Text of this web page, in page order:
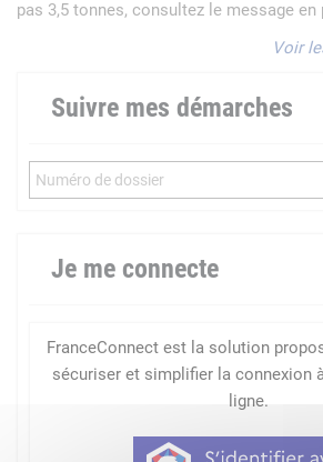
pas 3,5 tonnes, consultez le message en
Voir
Suivre mes démarches
Je me connecte
FranceConnect est la solution
sécuriser et simplifier la connexion
ligne.